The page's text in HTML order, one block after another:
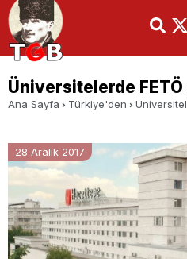
Üniversitelerde
Ana Sayfa Türkiye'den
28 Aralık 2017